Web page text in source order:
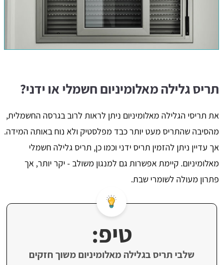
תריס גלילה מאלומיניום חשמלי או ידני?
את תריסי הגלילה מאלומיניום ניתן לראות לרוב בגרסה החשמלית,
מהסיבה שהתריס מעט יותר כבד מפלסטיק ולא נוח באותה המידה.
אך עדיין ניתן להזמין תריס ידני וכמו כן, תריס גלילה חשמלי
מאלומיניום. קיימת אפשרות גם למנגון משולב - יקר יותר, אך
פתרון מעולה לשומרי שבת.
טיפ:
שלבי תריס בגלילה מאלומיניום משוך חזקים